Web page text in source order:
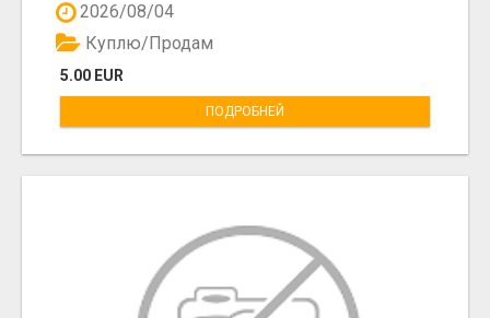
2026/08/04
5.00 EUR
Куплю/Продам
ПОДРОБНЕЙ